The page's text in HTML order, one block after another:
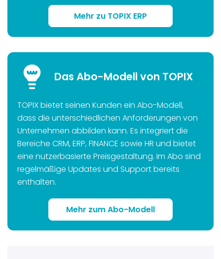
Mehr zu TOPIX ERP
Das Abo-Modell von TOPIX
TOPIX bietet seinen Kunden ein Abo-Modell,
dass die unterschiedlichen Anforderungen von
Unternehmen abbilden kann. Es integriert die
Bereiche CRM, ERP, FINANCE sowie HR und bietet
eine nutzerbasierte Preisgestaltung. Im Abo sind
regelmäßige Updates und Support bereits
enthalten.
Mehr zum Abo-Modell